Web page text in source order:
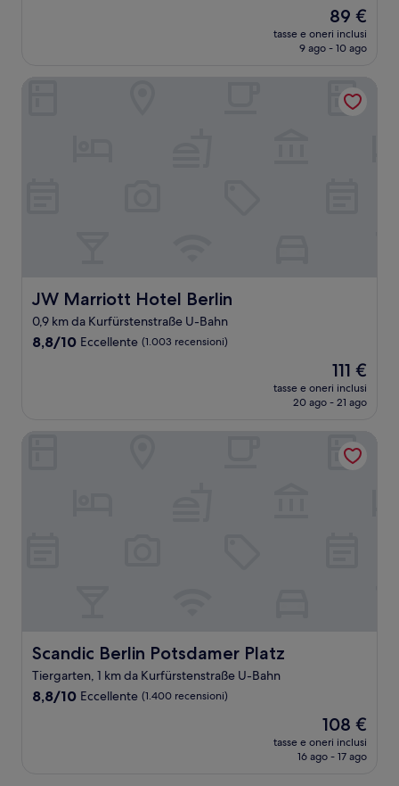
Il
prezzo
attuale
89 €
89 €
tasse e oneri inclusi
9 ago - 10 ago
JW Marriott Hotel Berlin
JW Marriott Hotel Berlin
0,9 km da Kurfürstenstraße U-Bahn
8.8
8,8/10 Eccellente (1.003 recensioni)
Il
prezzo
attuale
111 €
111 €
tasse e oneri inclusi
20 ago - 21 ago
Scandic Berlin Potsdamer Platz
Scandic Berlin Potsdamer Platz
Tiergarten, 1 km da Kurfürstenstraße U-Bahn
8.8
8,8/10 Eccellente (1.400 recensioni)
Il
prezzo
attuale
108 €
tasse e oneri inclusi
16 ago - 17 ago